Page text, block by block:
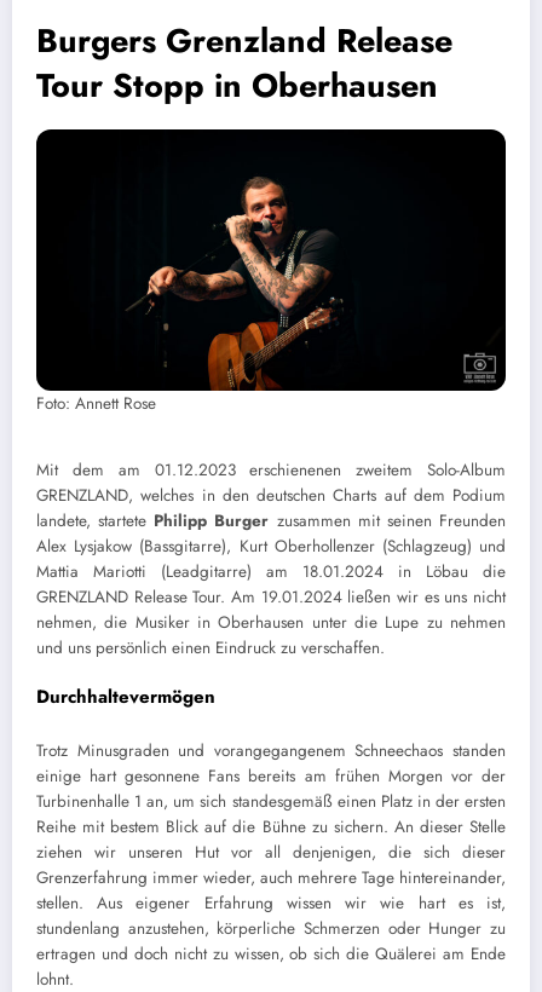
Burgers Grenzland Release
Tour Stopp in Oberhausen
Foto: Annett Rose
Mit dem am 01.12.2023 erschienenen zweitem Solo-Album
GRENZLAND, welches in den deutschen Charts auf dem Podium
landete, startete Philipp Burger zusammen mit seinen Freunden
Alex Lysjakow (Bassgitarre), Kurt Oberhollenzer (Schlagzeug) und
Mattia Mariotti (Leadgitarre) am 18.01.2024 in Löbau die
GRENZLAND Release Tour. Am 19.01.2024 ließen wir es uns nicht
nehmen, die Musiker in Oberhausen unter die Lupe zu nehmen
und uns persönlich einen Eindruck zu verschaffen.
Durchhaltevermögen
Trotz Minusgraden und vorangegangenem Schneechaos standen
einige hart gesonnene Fans bereits am frühen Morgen vor der
Turbinenhalle 1 an, um sich standesgemäß einen Platz in der ersten
Reihe mit bestem Blick auf die Bühne zu sichern. An dieser Stelle
ziehen wir unseren Hut vor all denjenigen, die sich dieser
Grenzerfahrung immer wieder, auch mehrere Tage hintereinander,
stellen. Aus eigener Erfahrung wissen wir wie hart es ist,
stundenlang anzustehen, körperliche Schmerzen oder Hunger zu
ertragen und doch nicht zu wissen, ob sich die Quälerei am Ende
lohnt.